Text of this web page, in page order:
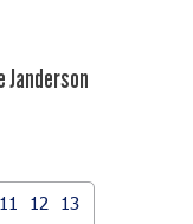
Janderson
11 12
13